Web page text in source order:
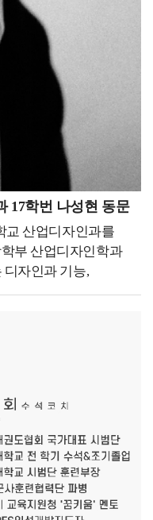
17학번 나성현 동문
교 산업디자인과를
부 산업디자인학과
디자인과 기능,
하신 교수님들 지도
여러 차례 수상 경험이
해 주세요. -졸업
며 공공 공간 및 조경
한 배경이 현재
졌습니다. 많은
떻게 연결될 수
금도 디자인을 하고
렌즈의 대표로, 소파,
비스를 제공하고